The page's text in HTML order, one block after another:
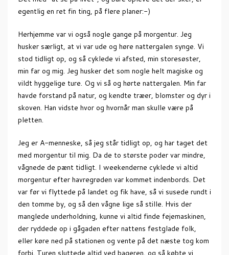
egentlig en ret fin ting, på flere planer:-)
Herhjemme var vi også nogle gange på morgentur. Jeg
husker særligt, at vi var ude og høre nattergalen synge. Vi
stod tidligt op, og så cyklede vi afsted, min storesøster,
min far og mig. Jeg husker det som nogle helt magiske og
vildt hyggelige ture. Og vi så og hørte nattergalen. Min far
havde forstand på natur, og kendte træer, blomster og dyr i
skoven. Han vidste hvor og hvornår man skulle være på
pletten.
Jeg er A-menneske, så jeg står tidligt op, og har taget det
med morgentur til mig. Da de to største poder var mindre,
vågnede de pænt tidligt. I weekenderne cyklede vi altid
morgentur efter havregrøden var kommet indenbords. Det
var før vi flyttede på landet og fik have, så vi susede rundt i
den tomme by, og så den vågne lige så stille. Hvis der
manglede underholdning, kunne vi altid finde fejemaskinen,
der ryddede op i gågaden efter nattens festglade folk,
eller køre ned på stationen og vente på det næste tog kom